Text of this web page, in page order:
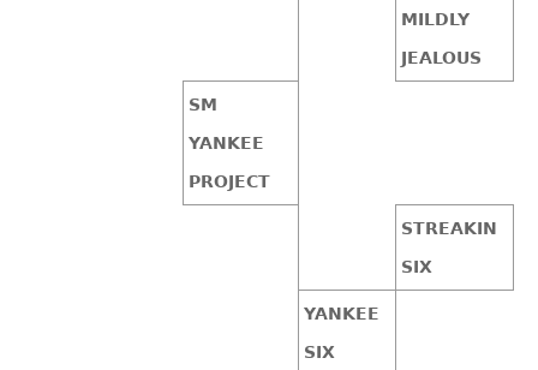
MILDLY
JEALOUS
SM
YANKEE
PROJECT
STREAKIN
SIX
YANKEE
SIX